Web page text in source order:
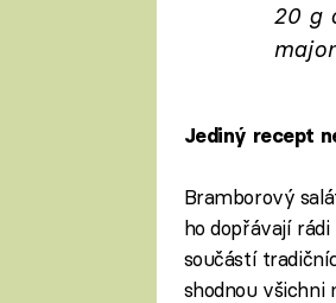
20 g
Jediný recept
Bramborový
ho dopřávají
součástí
shodnou všichni